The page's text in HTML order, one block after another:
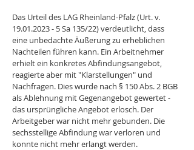
Das Urteil des LAG Rheinland‑Pfalz (Urt. v.
19.01.2023 - 5 Sa 135/22) verdeutlicht, dass
eine unbedachte Äußerung zu erheblichen
Nachteilen führen kann. Ein Arbeitnehmer
erhielt ein konkretes Abfindungsangebot,
reagierte aber mit "Klarstellungen" und
Nachfragen. Dies wurde nach § 150 Abs. 2 BGB
als Ablehnung mit Gegenangebot gewertet -
das ursprüngliche Angebot erlosch. Der
Arbeitgeber war nicht mehr gebunden. Die
sechsstellige Abfindung war verloren und
konnte nicht mehr erlangt werden.